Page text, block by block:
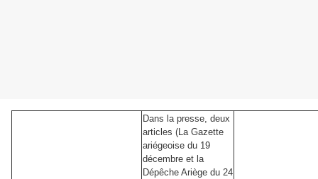
Dans la presse, deux
articles (La Gazette
ariégeoise du 19
décembre et la
Dépêche Ariège du 24